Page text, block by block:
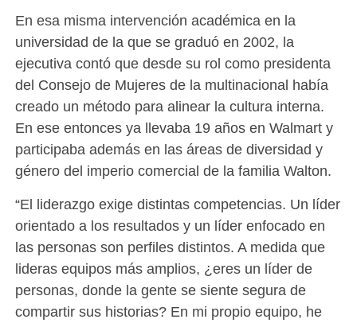
En esa misma intervención académica en la
universidad de la que se graduó en 2002, la
ejecutiva contó que desde su rol como presidenta
del Consejo de Mujeres de la multinacional había
creado un método para alinear la cultura interna.
En ese entonces ya llevaba 19 años en Walmart y
participaba además en las áreas de diversidad y
género del imperio comercial de la familia Walton.
“El liderazgo exige distintas competencias. Un líder
orientado a los resultados y un líder enfocado en
las personas son perfiles distintos. A medida que
lideras equipos más amplios, ¿eres un líder de
personas, donde la gente se siente segura de
compartir sus historias? En mi propio equipo, he